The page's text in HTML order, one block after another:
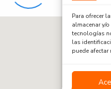
Para ofrecer
almacenar y/
tecnologías
las
puede afectar